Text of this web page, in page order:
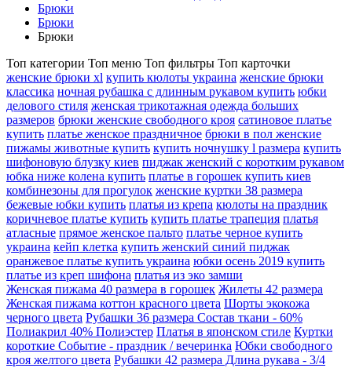
Брюки
Брюки
Брюки
Топ категории Топ меню Топ фильтры Топ карточки
женские брюки xl купить кюлоты украина женские брюки
классика ночная рубашка с длинным рукавом купить юбки
делового стиля женская трикотажная одежда больших
размеров брюки женские свободного кроя сатиновое платье
купить платье женское праздничное брюки в пол женские
пижамы животные купить купить ночнушку l размера купить
шифоновую блузку киев пиджак женский с коротким рукавом
юбка ниже колена купить платье в горошек купить киев
комбинезоны для прогулок женские куртки 38 размера
бежевые юбки купить платья из крепа кюлоты на праздник
коричневое платье купить купить платье трапеция платья
атласные прямое женское пальто платье черное купить
украина кейп клетка купить женский синий пиджак
оранжевое платье купить украина юбки осень 2019 купить
платье из креп шифона платья из эко замши
Женская пижама 40 размера в горошек Жилеты 42 размера
Женская пижама коттон красного цвета Шорты экокожа
черного цвета Рубашки 36 размера Состав ткани - 60%
Полиакрил 40% Полиэстер Платья в японском стиле Куртки
короткие Событие - праздник / вечеринка Юбки свободного
кроя желтого цвета Рубашки 42 размера Длина рукава - 3/4